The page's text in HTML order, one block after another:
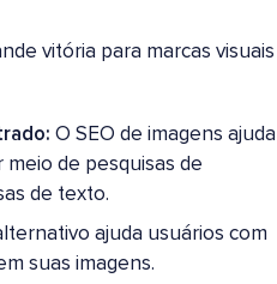
vitória para marcas visuais
O SEO de imagens ajuda
de pesquisas de
de texto.
ajuda usuários com
suas imagens.